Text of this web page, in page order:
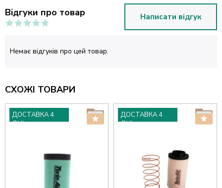
Відгуки про товар Написати відгук
Немає відгуків про цей товар.
СХОЖІ ТОВАРИ
ДОСТАВКА 4
ДНІ
ДОСТАВКА 4
ДНІ